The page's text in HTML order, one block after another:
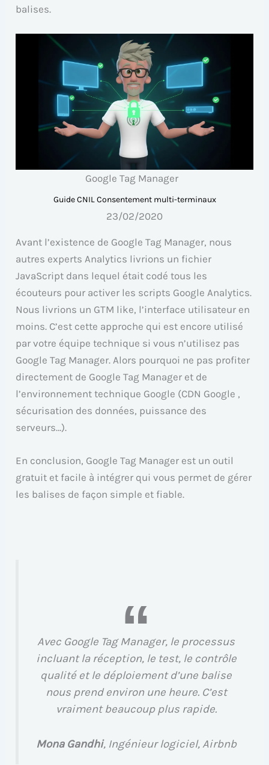
balises.
Google Tag Manager
Guide CNIL Consentement multi-terminaux
23/02/2020
Avant l’existence de Google Tag Manager, nous
autres experts Analytics livrions un fichier
JavaScript dans lequel était codé tous les
écouteurs pour activer les scripts Google Analytics.
Nous livrions un GTM like, l’interface utilisateur en
moins. C’est cette approche qui est encore utilisé
par votre équipe technique si vous n’utilisez pas
Google Tag Manager. Alors pourquoi ne pas profiter
directement de Google Tag Manager et de
l’environnement technique Google (CDN Google ,
sécurisation des données, puissance des
serveurs…).
En conclusion, Google Tag Manager est un outil
gratuit et facile à intégrer qui vous permet de gérer
les balises de façon simple et fiable.
Avec Google Tag Manager, le processus
incluant la réception, le test, le contrôle
qualité et le déploiement d’une balise
nous prend environ une heure. C’est
vraiment beaucoup plus rapide.
Mona Gandhi, Ingénieur logiciel, Airbnb